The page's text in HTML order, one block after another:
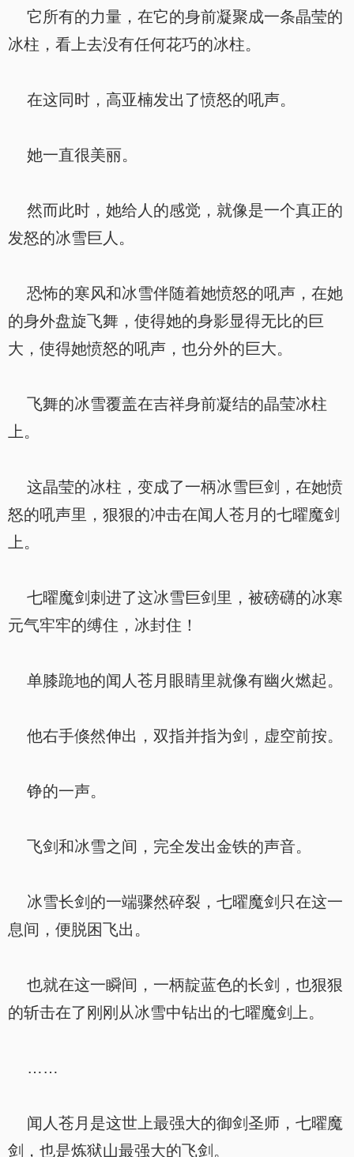
它所有的力量，在它的身前凝聚成一条晶莹的
冰柱，看上去没有任何花巧的冰柱。
在这同时，高亚楠发出了愤怒的吼声。
她一直很美丽。
然而此时，她给人的感觉，就像是一个真正的
发怒的冰雪巨人。
恐怖的寒风和冰雪伴随着她愤怒的吼声，在她
的身外盘旋飞舞，使得她的身影显得无比的巨
大，使得她愤怒的吼声，也分外的巨大。
飞舞的冰雪覆盖在吉祥身前凝结的晶莹冰柱
上。
这晶莹的冰柱，变成了一柄冰雪巨剑，在她愤
怒的吼声里，狠狠的冲击在闻人苍月的七曜魔剑
上。
七曜魔剑刺进了这冰雪巨剑里，被磅礴的冰寒
元气牢牢的缚住，冰封住！
单膝跪地的闻人苍月眼睛里就像有幽火燃起。
他右手倏然伸出，双指并指为剑，虚空前按。
铮的一声。
飞剑和冰雪之间，完全发出金铁的声音。
冰雪长剑的一端骤然碎裂，七曜魔剑只在这一
息间，便脱困飞出。
也就在这一瞬间，一柄靛蓝色的长剑，也狠狠
的斩击在了刚刚从冰雪中钻出的七曜魔剑上。
……
闻人苍月是这世上最强大的御剑圣师，七曜魔
剑，也是炼狱山最强大的飞剑。